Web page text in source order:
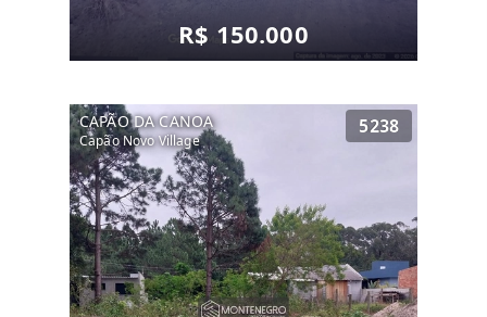
R$ 150.000
CAPÃO DA CANOA
Capão Novo Village
5238